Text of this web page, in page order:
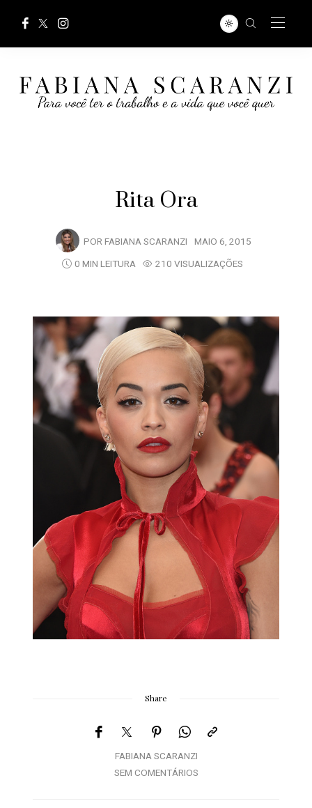
Rita Ora
POR FABIANA SCARANZI MAIO 6, 2015
0 MIN LEITURA
210 VISUALIZAÇÕES
Share
FABIANA SCARANZI
SEM COMENTÁRIOS